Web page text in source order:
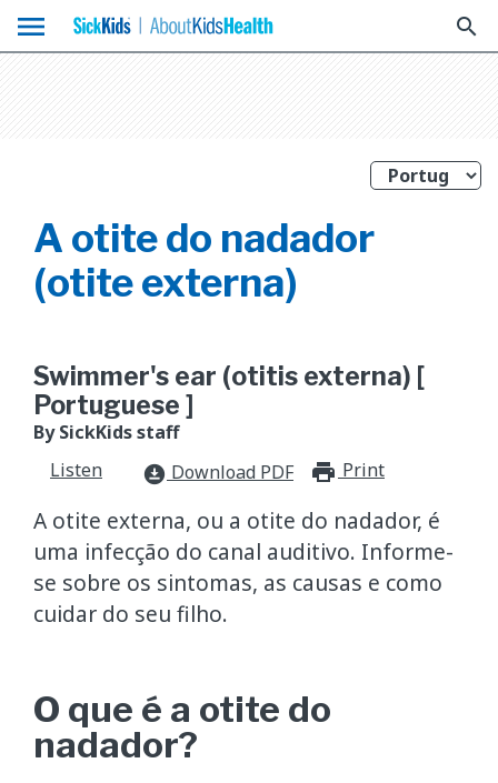
menu search
A otite do nadador
(otite externa)
Swimmer's ear (otitis externa) [
Portuguese ]
By SickKids staff
Listen
download_for_offline Download PDF Print
A otite externa, ou a otite do nadador, é
uma infecção do canal auditivo. Informe-
se sobre os sintomas, as causas e como
cuidar do seu filho.
O que é a otite do
nadador?